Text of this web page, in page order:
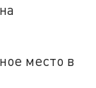
место в